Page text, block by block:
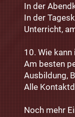
In der
In der
Unterricht,
10. Wie
Am besten
Ausbildung,
Alle
Noch mehr